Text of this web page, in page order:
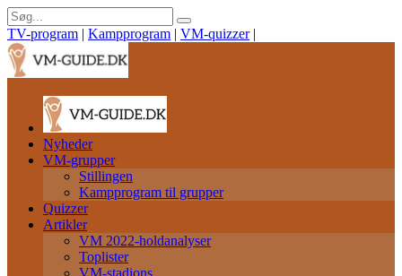
TV-program | Kampprogram | VM-quizzer |
Nyheder
VM-grupper
Stillingen
Kampprogram til grupper
Quizzer
Artikler
VM 2022-holdanalyser
Toplister
VM-stadions